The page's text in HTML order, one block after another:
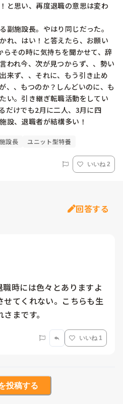
と思い、再度退職の意思は変わ
副施設長。やはり同じだった。
れ、はい！と答えたら、お願い
その時に気持ちを聞かせて、辞
われ今、次が見つからず、、勢い
来ず、、それに、もう引き止め
、、もつのか？しんどいのに、も
い。引き継ぎ転職活動をしてい
だけでも2月に二人、3月に四
施設長 ユニット型特養
いいね 2
回答する
時には色々とありますよ
てくれない。こちらも生
まです。
いいね 1
投稿する